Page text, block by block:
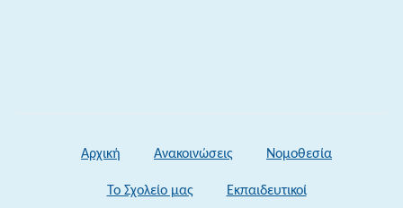
Αρχική Ανακοινώσεις Νομοθεσία
Το Σχολείο μας Εκπαιδευτικοί